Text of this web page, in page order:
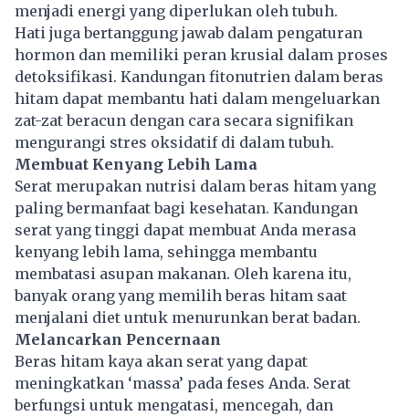
menjadi energi yang diperlukan oleh tubuh.
Hati juga bertanggung jawab dalam pengaturan
hormon dan memiliki peran krusial dalam proses
detoksifikasi. Kandungan fitonutrien dalam beras
hitam dapat membantu hati dalam mengeluarkan
zat-zat beracun dengan cara secara signifikan
mengurangi stres oksidatif di dalam tubuh.
Membuat Kenyang Lebih Lama
Serat merupakan nutrisi dalam beras hitam yang
paling bermanfaat bagi kesehatan. Kandungan
serat yang tinggi dapat membuat Anda merasa
kenyang lebih lama, sehingga membantu
membatasi asupan makanan. Oleh karena itu,
banyak orang yang memilih beras hitam saat
menjalani diet untuk menurunkan berat badan.
Melancarkan Pencernaan
Beras hitam kaya akan serat yang dapat
meningkatkan ‘massa’ pada feses Anda. Serat
berfungsi untuk mengatasi, mencegah, dan